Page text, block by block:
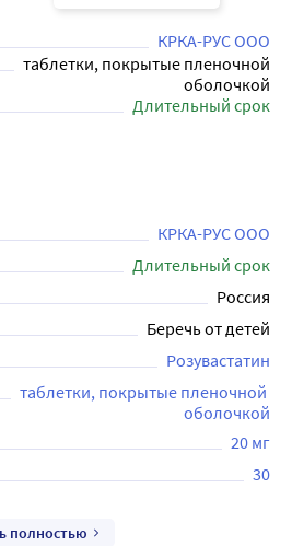
КРКА-РУС ООО
таблетки, покрытые пленочной
оболочкой
Длительный срок
КРКА-РУС ООО
Длительный срок
Россия
Беречь от детей
Розувастатин
таблетки, покрытые пленочной
оболочкой
20 мг
30
полностью